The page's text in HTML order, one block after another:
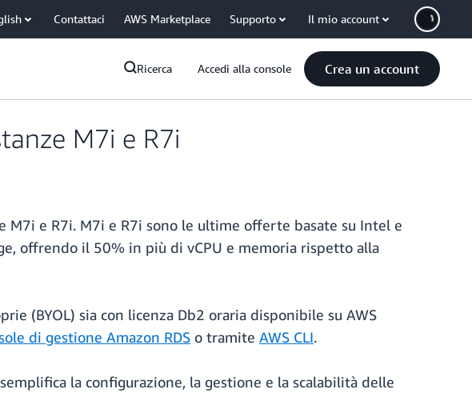
Contattaci AWS Marketplace Supporto Il mio account
Ricerca Accedi alla console Crea un account
M7i e R7i
M7i e R7i. M7i e R7i sono le ultime offerte basate su Intel e
offrendo il 50% in più di vCPU e memoria rispetto alla
(BYOL) sia con licenza Db2 oraria disponibile su AWS
di gestione Amazon RDS o tramite AWS CLI.
la configurazione, la gestione e la scalabilità delle